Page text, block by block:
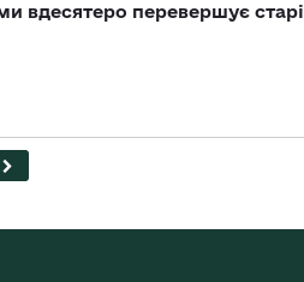
вдесятеро перевершує старі